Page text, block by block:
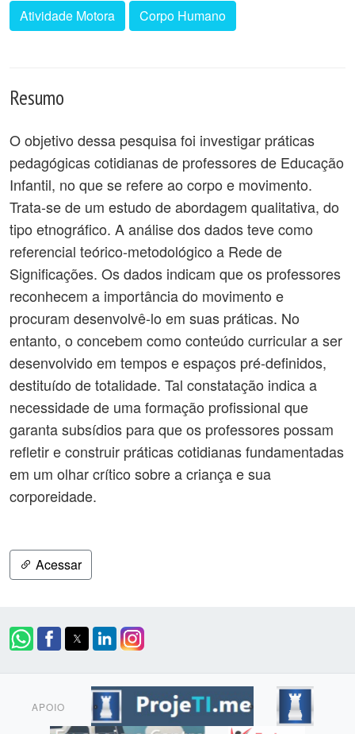
Atividade Motora Corpo Humano
Resumo
O objetivo dessa pesquisa foi investigar práticas
pedagógicas cotidianas de professores de Educação
Infantil, no que se refere ao corpo e movimento.
Trata-se de um estudo de abordagem qualitativa, do
tipo etnográfico. A análise dos dados teve como
referencial teórico-metodológico a Rede de
Significações. Os dados indicam que os professores
reconhecem a importância do movimento e
procuram desenvolvê-lo em suas práticas. No
entanto, o concebem como conteúdo curricular a ser
desenvolvido em tempos e espaços pré-definidos,
destituído de totalidade. Tal constatação indica a
necessidade de uma formação profissional que
garanta subsídios para que os professores possam
refletir e construir práticas cotidianas fundamentadas
em um olhar crítico sobre a criança e sua
corporeidade.
Acessar
APOIO